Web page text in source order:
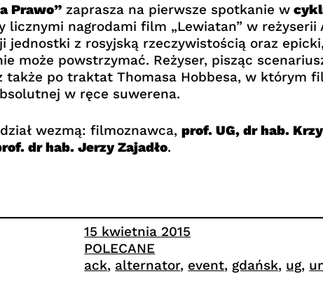
Prawo”zaprasza na pierwsze spotkanie w
licznymi nagrodami film „Lewiatan” w
jednostki z rosyjską rzeczywistością oraz
może powstrzymać. Reżyser, pisząc
także po traktat Thomasa Hobbesa, w którym
w ręce suwerena.
wezmą: filmoznawca, prof. UG, dr hab.
dr hab. Jerzy Zajadło.
15 kwietnia 2015
POLECANE
ack, alternator, event, gdańsk, ug,